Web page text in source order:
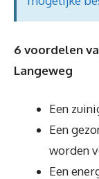
6 voordelen
Langeweg
Een
Een
worden
Een